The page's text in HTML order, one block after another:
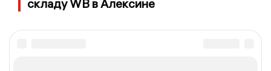
складу WB в Алексине